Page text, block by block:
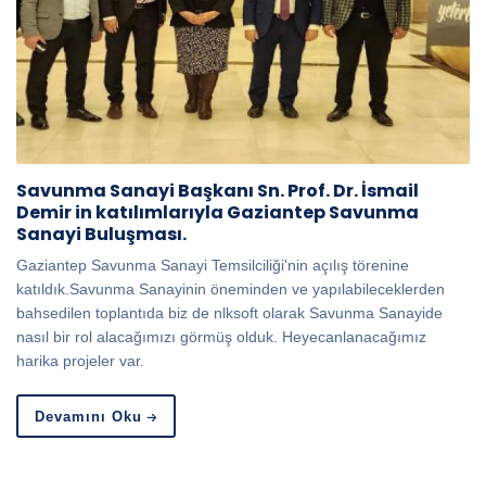
Savunma Sanayi Başkanı Sn. Prof. Dr. İsmail
Demir in katılımlarıyla Gaziantep Savunma
Sanayi Buluşması.
Gaziantep Savunma Sanayi Temsilciliği'nin açılış törenine
katıldık.Savunma Sanayinin öneminden ve yapılabileceklerden
bahsedilen toplantıda biz de nlksoft olarak Savunma Sanayide
nasıl bir rol alacağımızı görmüş olduk. Heyecanlanacağımız
harika projeler var.
Devamını Oku